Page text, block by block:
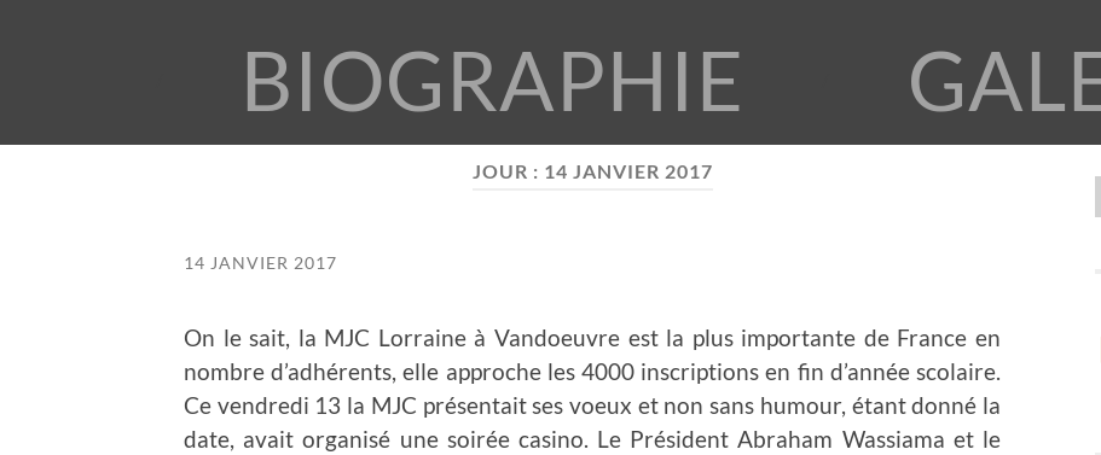
BIOGRAPHIE
JOUR : 14 JANVIER 2017
14 JANVIER 2017
On le sait, la MJC Lorraine à Vandoeuvre est la plus importante de France en
nombre d’adhérents, elle approche les 4000 inscriptions en fin d’année scolaire.
Ce vendredi 13 la MJC présentait ses voeux et non sans humour, étant donné la
date, avait organisé une soirée casino. Le Président Abraham Wassiama et le